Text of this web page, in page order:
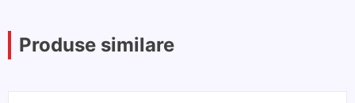
Produse similare